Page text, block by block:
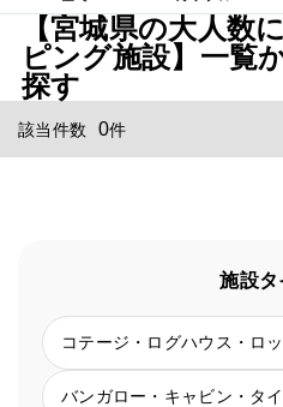
【宮城県の大人数
ピング施設】一覧
探す
該当件数 0件
施設タ
コテージ・ログハウス・ロ
バンガロー・キャビン・タ